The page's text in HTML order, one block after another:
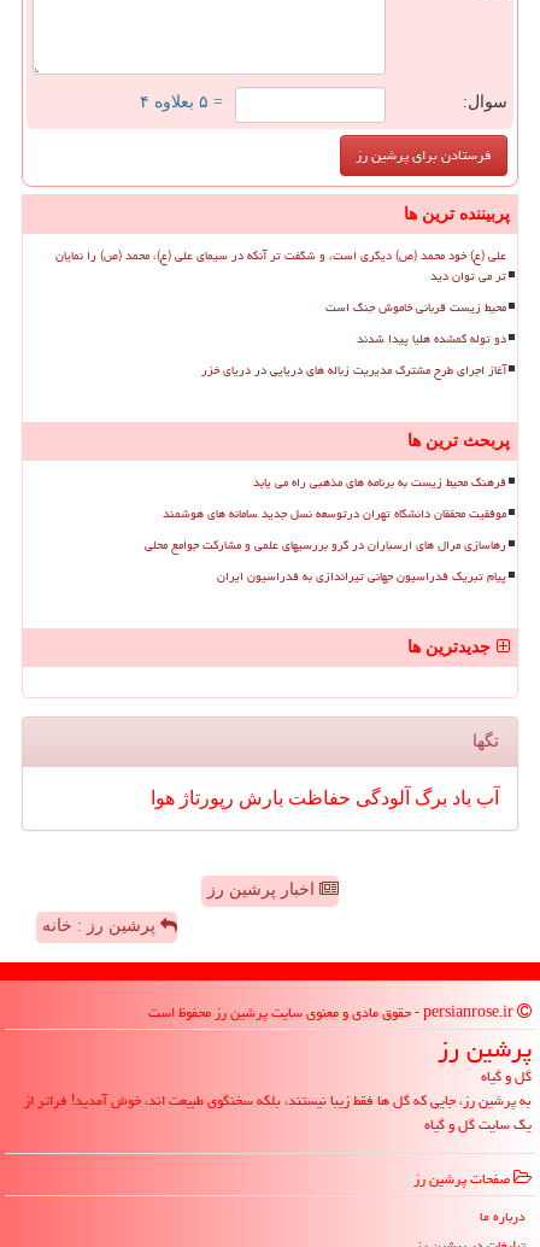
سوال: = ۵ بعلاوه ۴
پربیننده ترین ها
علی (ع) خود محمد (ص) دیگری است، و شگفت تر آنکه در سیمای علی (ع)، محمد (ص) را نمایان
تر می توان دید
محیط زیست قربانی خاموش جنگ است
دو توله گمشده هلیا پیدا شدند
آغاز اجرای طرح مشترک مدیریت زباله های دریایی در دریای خزر
پربحث ترین ها
فرهنگ محیط زیست به برنامه های مذهبی راه می یابد
موفقیت محققان دانشگاه تهران درتوسعه نسل جدید سامانه های هوشمند
رهاسازی مرال های ارسباران در گرو بررسیهای علمی و مشارکت جوامع محلی
پیام تبریک فدراسیون جهانی تیراندازی به فدراسیون ایران
جدیدترین ها
تگها
آب باد برگ آلودگی حفاظت بارش رپورتاژ هوا
اخبار پرشین رز
پرشین رز : خانه
پرشین رز
گل و گیاه
به پرشین رز، جایی که گل ها فقط زیبا نیستند، بلکه سخنگوی طبیعت اند، خوش آمدید! فراتر از
یک سایت گل و گیاه
صفحات پرشین رز
درباره ما